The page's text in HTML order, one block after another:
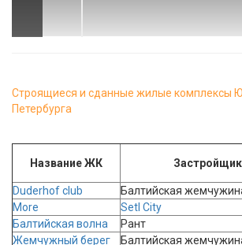
Строящиеся и сданные жилые комплексы
Петербурга
Название ЖК Застройщик
Duderhof club Балтийская
More
Setl City
Балтийская волна
Рант
Жемчужный берег
Балтийская